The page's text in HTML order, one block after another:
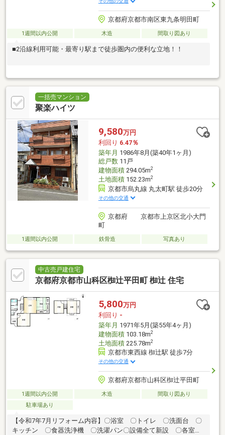
京都府京都市南区東九条明田町
1週間以内公開 木造 間取り図あり
■2沿線利用可能・最寄り駅まで徒歩圏内の便利な立地！！
一括売マンション
聚楽ハイツ
9,580万円
利回り 6.47％
築年月 1986年8月(築40年1ヶ月)
総戸数11戸
建物面積294.05m2
土地面積152.23m2
京都市烏丸線 丸太町駅 徒歩20分
その他の交通
京都府 京都市上京区北小大門
町
1週間以内公開 鉄骨造 写真あり
中古売戸建住宅
京都府京都市山科区椥辻平田町 椥辻 住宅
5,800万円
利回り -
築年月 1971年5月(築55年4ヶ月)
建物面積103.18m2
土地面積225.78m2
京都市東西線 椥辻駅 徒歩7分
その他の交通
京都府京都市山科区椥辻平田町
1週間以内公開 木造
間取り図あり
駐車場あり
【令和7年7月リフォーム内容】〇浴室 〇トイレ 〇洗面台 〇
キッチン 〇食器洗浄機 〇洗濯パン〇設備全て新設 〇各室ク